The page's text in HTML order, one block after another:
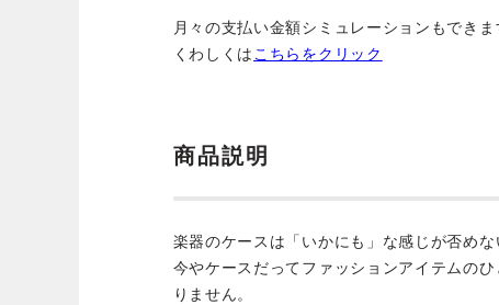
月々の支払い金額シミュレーションもできま
くわしくは こちらをクリック
商品説明
楽器のケースは「いかにも」な感じが否め
今やケースだってファッションアイテムの
りません。